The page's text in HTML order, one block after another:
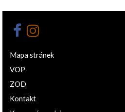
Mapa stránek
VOP
ZOD
Kontakt